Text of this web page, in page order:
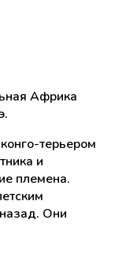
Африка
терьером
и
племена.
Они